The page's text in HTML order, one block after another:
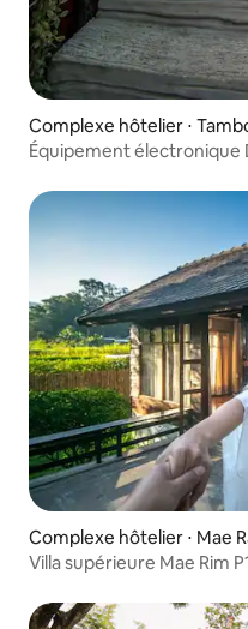
Complexe hôtelier ⋅
Équipement électronique
Complexe hôtelier ⋅ Mae
Villa supérieure Mae Rim